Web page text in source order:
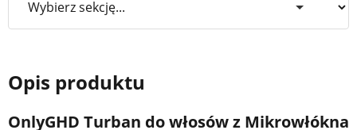
Opis produktu
OnlyGHD Turban do włosów z Mikrowłókna